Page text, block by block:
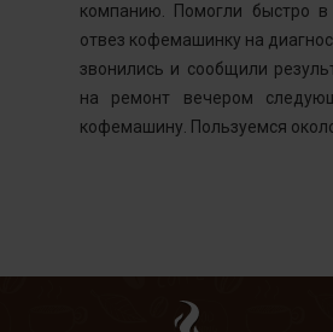
компанию. Помогли быстро
отвез кофемашинку на
звонились и сообщили
на ремонт вечером
кофемашину. Пользуемся